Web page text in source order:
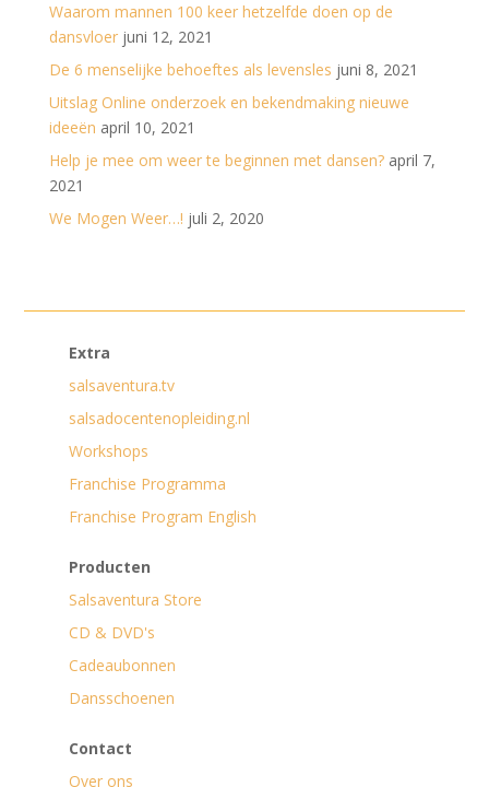
Waarom mannen 100 keer hetzelfde doen op de
dansvloer juni 12, 2021
De 6 menselijke behoeftes als levensles juni 8, 2021
Uitslag Online onderzoek en bekendmaking nieuwe
ideeën april 10, 2021
Help je mee om weer te beginnen met dansen? april 7,
2021
We Mogen Weer…! juli 2, 2020
Extra
salsaventura.tv
salsadocentenopleiding.nl
Workshops
Franchise Programma
Franchise Program English
Producten
Salsaventura Store
CD & DVD's
Cadeaubonnen
Dansschoenen
Contact
Over ons